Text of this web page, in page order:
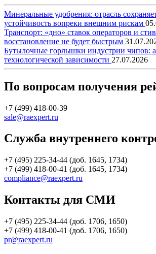
Минеральные удобрения: отрасль
устойчивость вопреки внешним рискам
Транспорт: «дно» ставок операторов и
восстановление не будет быстрым
Бутылочные горлышки индустрии чипов:
технологической зависимости 27.07.2026
По вопросам получения
+7 (499) 418-00-39
sale@raexpert.ru
Служба внутреннего
+7 (495) 225-34-44 (доб. 1645, 1734)
+7 (499) 418-00-41 (доб. 1645, 1734)
compliance@raexpert.ru
Контакты для СМИ
+7 (495) 225-34-44 (доб. 1706, 1650)
+7 (499) 418-00-41 (доб. 1706, 1650)
pr@raexpert.ru